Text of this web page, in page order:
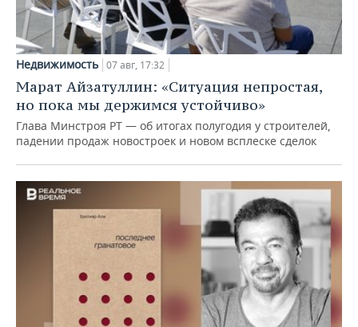
Недвижимость 07 авг, 17:32
Марат Айзатуллин: «Ситуация непростая,
но пока мы держимся устойчиво»
Глава Минстроя РТ — об итогах полугодия у строителей,
падении продаж новостроек и новом всплеске сделок